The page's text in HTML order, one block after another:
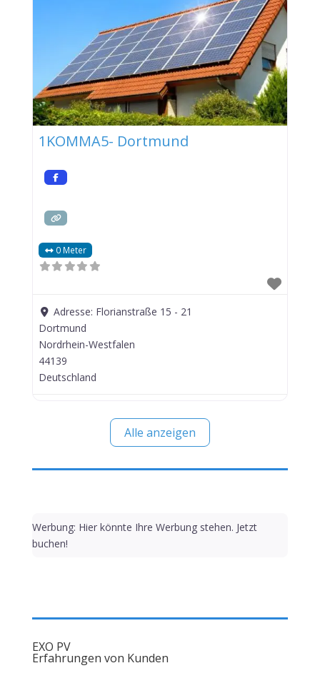
1KOMMA5- Dortmund
0 Meter
Adresse: Florianstraße 15 - 21
Dortmund
Nordrhein-Westfalen
44139
Deutschland
Alle anzeigen
Werbung: Hier könnte Ihre Werbung stehen. Jetzt
buchen!
EXO PV
Erfahrungen von Kunden